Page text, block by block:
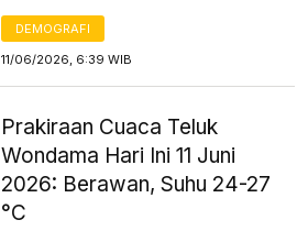
DEMOGRAFI
11/06/2026, 6:39 WIB
Prakiraan Cuaca Teluk
Wondama Hari Ini 11 Juni
2026: Berawan, Suhu 24-27
°C